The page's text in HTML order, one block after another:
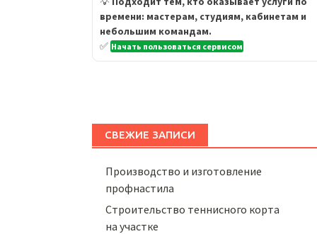
времени: мастерам, студиям, кабинетам и
небольшим командам.
✅ Начать пользоваться сервисом
СВЕЖИЕ ЗАПИСИ
Производство и изготовление
профнастила
Строительство теннисного корта
на участке